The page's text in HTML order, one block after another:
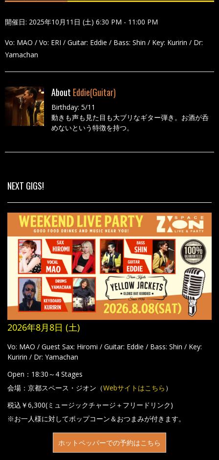
開催日: 2025年10月11日 (土) 6:30 PM - 11:00 PM
Vo: MAO / Vo: ERI / Guitar: Eddie / Bass: Shin / Key: Kuririn / Dr:
Yamachan
About Eddie(Guitar)
Birthday: 5/11
動きも声も見た目も大ブリなギター弾き。お酒が呑
めないという特徴を持つ。
NEXT GIGS!
2026年8月8日 (土)
Vo: MAO / Guest Sax: Hiromi / Guitar: Eddie / Bass: Shin / Key:
Kuririn / Dr: Yamachan
Open：18:30～4 Stages
会場：京都スペース・ジオン（Webサイトはこちら ）
税込￥6,300(ミュージックチャージ＋フリードリンク)
※お一人様に対してポップコーン＆おつまみが付きます。
ホットペッパーでの予約はこちら